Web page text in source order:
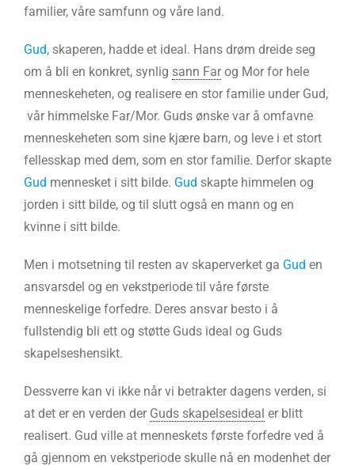
familier, våre samfunn og våre land.
Gud, skaperen, hadde et ideal. Hans drøm dreide seg
om å bli en konkret, synlig sann Farog Mor for hele
menneskeheten, og realisere en stor familie under Gud,
vår himmelske Far/Mor. Guds ønske var å omfavne
menneskeheten som sine kjære barn, og leve i et stort
fellesskap med dem, som en stor familie. Derfor skapte
Gud mennesket i sitt bilde. Gud skapte himmelen og
jorden i sitt bilde, og til slutt også en mann og en
kvinne i sitt bilde.
Men i motsetning til resten av skaperverket ga Gud en
ansvarsdel og en vekstperiode til våre første
menneskelige forfedre. Deres ansvar besto i å
fullstendig bli ett og støtte Guds ideal og Guds
skapelseshensikt.
Dessverre kan vi ikke når vi betrakter dagens verden, si
at det er en verden der Guds skapelsesideal er blitt
realisert. Gud ville at menneskets første forfedre ved å
gå gjennom en vekstperiode skulle nå en modenhet der